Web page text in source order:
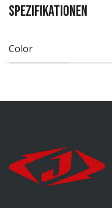
Spezifikationen
Color